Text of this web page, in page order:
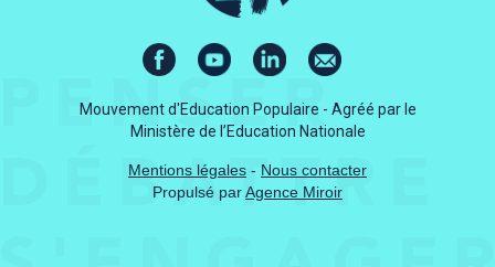
Mouvement d'Education Populaire - Agréé par le
Ministère de l’Education Nationale
Mentions légales - Nous contacter
Propulsé parAgence Miroir